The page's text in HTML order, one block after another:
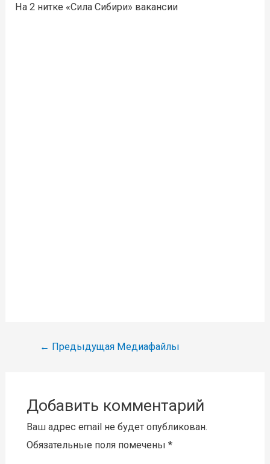
На 2 нитке «Сила Сибири» вакансии
Навигация
← Предыдущая Медиафайлы
Добавить комментарий
Ваш адрес email не будет опубликован.
Обязательные поля помечены *